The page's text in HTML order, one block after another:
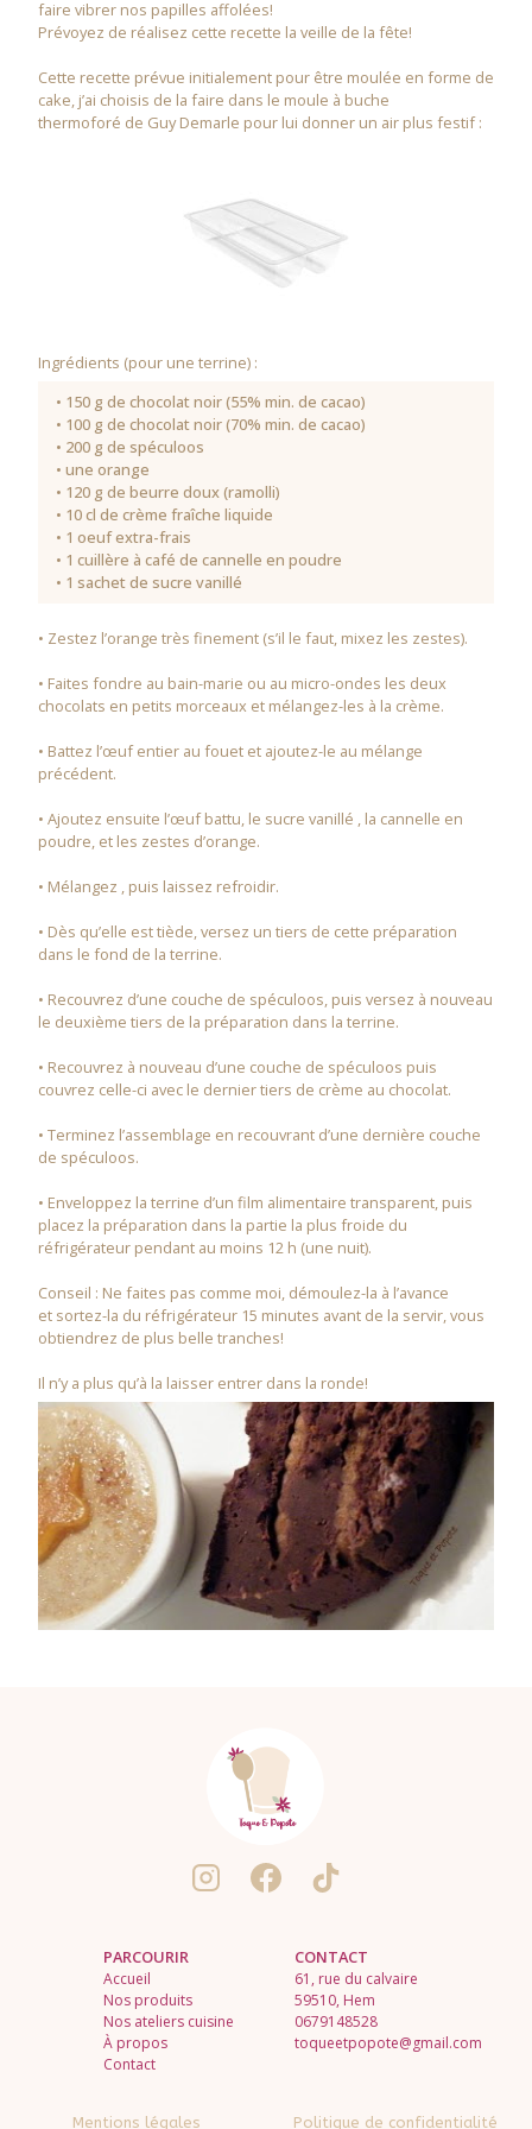
faire vibrer nos papilles affolées!
Prévoyez de réalisez cette recette la veille de la fête!
Cette recette prévue initialement pour être moulée en forme de
cake, j’ai choisis de la faire dans le moule à buche
thermoforé de Guy Demarle pour lui donner un air plus festif :
Ingrédients (pour une terrine) :
• 150 g de chocolat noir (55% min. de cacao)
• 100 g de chocolat noir (70% min. de cacao)
• 200 g de spéculoos
• une orange
• 120 g de beurre doux (ramolli)
• 10 cl de crème fraîche liquide
• 1 oeuf extra-frais
• 1 cuillère à café de cannelle en poudre
• 1 sachet de sucre vanillé
• Zestez l’orange très finement (s’il le faut, mixez les zestes).
• Faites fondre au bain-marie ou au micro-ondes les deux
chocolats en petits morceaux et mélangez-les à la crème.
• Battez l’œuf entier au fouet et ajoutez-le au mélange
précédent.
• Ajoutez ensuite l’œuf battu, le sucre vanillé , la cannelle en
poudre, et les zestes d’orange.
• Mélangez , puis laissez refroidir.
• Dès qu’elle est tiède, versez un tiers de cette préparation
dans le fond de la terrine.
• Recouvrez d’une couche de spéculoos, puis versez à nouveau
le deuxième tiers de la préparation dans la terrine.
• Recouvrez à nouveau d’une couche de spéculoos puis
couvrez celle-ci avec le dernier tiers de crème au chocolat.
• Terminez l’assemblage en recouvrant d’une dernière couche
de spéculoos.
• Enveloppez la terrine d’un film alimentaire transparent, puis
placez la préparation dans la partie la plus froide du
réfrigérateur pendant au moins 12 h (une nuit).
Conseil : Ne faites pas comme moi, démoulez-la à l’avance
et sortez-la du réfrigérateur 15 minutes avant de la servir, vous
obtiendrez de plus belle tranches!
Il n’y a plus qu’à la laisser entrer dans la ronde!
PARCOURIR
Accueil
Nos produits
Nos ateliers cuisine
À propos
Contact
CONTACT
61, rue du calvaire
59510, Hem
0679148528
toqueetpopote@gmail.com
Mentions légales Politique de confidentialité